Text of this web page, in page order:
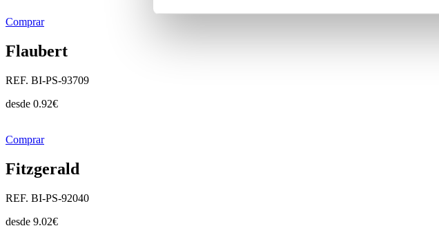
Comprar
Flaubert
REF. BI-PS-93709
desde 0.92€
Comprar
Fitzgerald
REF. BI-PS-92040
desde 9.02€